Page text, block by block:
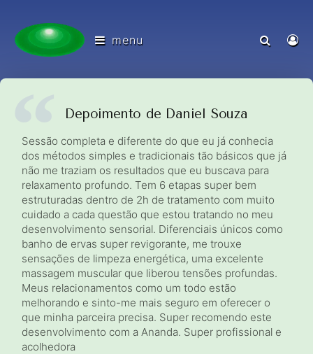
menu
Depoimento de Daniel Souza
Sessão completa e diferente do que eu já conhecia
dos métodos simples e tradicionais tão básicos que já
não me traziam os resultados que eu buscava para
relaxamento profundo. Tem 6 etapas super bem
estruturadas dentro de 2h de tratamento com muito
cuidado a cada questão que estou tratando no meu
desenvolvimento sensorial. Diferenciais únicos como
banho de ervas super revigorante, me trouxe
sensações de limpeza energética, uma excelente
massagem muscular que liberou tensões profundas.
Meus relacionamentos como um todo estão
melhorando e sinto-me mais seguro em oferecer o
que minha parceira precisa. Super recomendo este
desenvolvimento com a Ananda. Super profissional e
acolhedora